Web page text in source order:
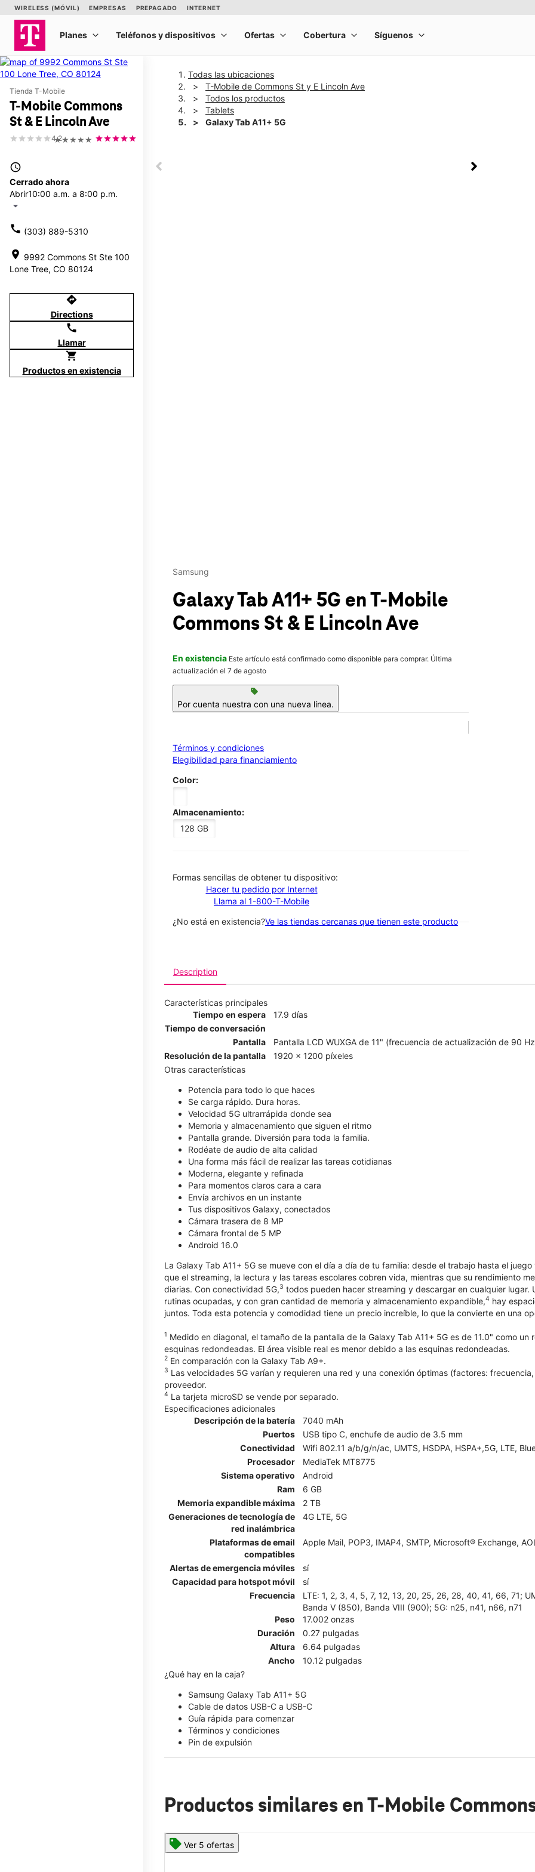
Tienda T-Mobile
T-Mobile Commons
St & E Lincoln Ave
★★★★★
4.2
access_time
Cerrado ahora
Abrir10:00 a.m. a 8:00 p.m.
arrow_drop_down
call (303) 889-5310
location_on 9992 Commons St Ste 100
Lone Tree, CO 80124
directions
Directions
call
Llamar
shopping_cart
Productos en existencia
Todas las ubicaciones
T-Mobile de Commons St y E Lincoln Ave
Todos los productos
Tablets
Galaxy Tab A11+ 5G
This carousel shows one large product image at a time. Use the Previous and Next buttons
Samsung
Galaxy Tab A11+ 5G en T-Mobile
Commons St & E Lincoln Ave
En existencia Este artículo está confirmado como disponible para comprar. Última
actualización el 7 de agosto
sell
Por cuenta nuestra con una nueva línea.
Términos y condiciones
Elegibilidad para financiamiento
Color:
Almacenamiento:
128 GB
​​​​​​​Formas sencillas de obtener tu dispositivo:
Hacer tu pedido por Internet
Llama al 1-800-T-Mobile
¿No está en existencia?Ve las tiendas cercanas que tienen este producto
Description
Características principales
Tiempo en espera
17.9 días
Tiempo de conversación
Pantalla
Pantalla LCD WUXGA de 11" (frecuencia de actualización de 90
Resolución de la pantalla
1920 x 1200 píxeles
Otras características
Potencia para todo lo que haces
Se carga rápido. Dura horas.
Velocidad 5G ultrarrápida donde sea
Memoria y almacenamiento que siguen el ritmo
Pantalla grande. Diversión para toda la familia.
Rodéate de audio de alta calidad
Una forma más fácil de realizar las tareas cotidianas
Moderna, elegante y refinada
Para momentos claros cara a cara
Envía archivos en un instante
Tus dispositivos Galaxy, conectados
Cámara trasera de 8 MP
Cámara frontal de 5 MP
Android 16.0
La Galaxy Tab A11+ 5G se mueve con el día a día de tu familia: desde el trabajo hasta el
que el streaming, la lectura y las tareas escolares cobren vida, mientras que su rendimiento
diarias. Con conectividad 5G,3 todos pueden hacer streaming y descargar en cualquier
rutinas ocupadas, y con gran cantidad de memoria y almacenamiento expandible,4 hay
juntos. Toda esta potencia y comodidad tiene un precio increíble, lo que la convierte en una
1 Medido en diagonal, el tamaño de la pantalla de la Galaxy Tab A11+ 5G es de 11.0" como
esquinas redondeadas. El área visible real es menor debido a las esquinas redondeadas.
2 En comparación con la Galaxy Tab A9+.
3 Las velocidades 5G varían y requieren una red y una conexión óptimas (factores:
proveedor.
4 La tarjeta microSD se vende por separado.
Especificaciones adicionales
Descripción de la batería
7040 mAh
Puertos
USB tipo C, enchufe de audio de 3.5 mm
Conectividad
Wifi 802.11 a/b/g/n/ac, UMTS, HSDPA, HSPA+,5G, LTE,
Procesador
MediaTek MT8775
Sistema operativo
Android
Ram
6 GB
Memoria expandible máxima
2 TB
Generaciones de tecnología de
red inalámbrica
4G LTE, 5G
Plataformas de email
compatibles
Apple Mail, POP3, IMAP4, SMTP, Microsoft® Exchange,
Alertas de emergencia móviles
sí
Capacidad para hotspot móvil
sí
Frecuencia
LTE: 1, 2, 3, 4, 5, 7, 12, 13, 20, 25, 26, 28, 40, 41, 66, 71;
Banda V (850), Banda VIII (900); 5G: n25, n41, n66, n71
Peso
17.002 onzas
Duración
0.27 pulgadas
Altura
6.64 pulgadas
Ancho
10.12 pulgadas
¿Qué hay en la caja?
Samsung Galaxy Tab A11+ 5G
Cable de datos USB-C a USB-C
Guía rápida para comenzar
Términos y condiciones
Pin de expulsión
Productos similares en T-Mobile
Ver 5 ofertas